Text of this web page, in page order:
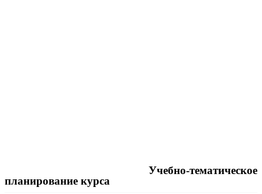
Учебно-тематическое
планирование курса